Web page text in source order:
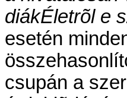
diákÉletrõl e
esetén
csupán a